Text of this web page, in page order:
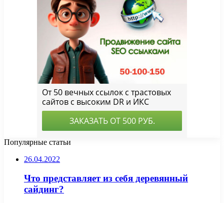
Популярные статьи
26.04.2022
Что представляет из себя деревянный
сайдинг?